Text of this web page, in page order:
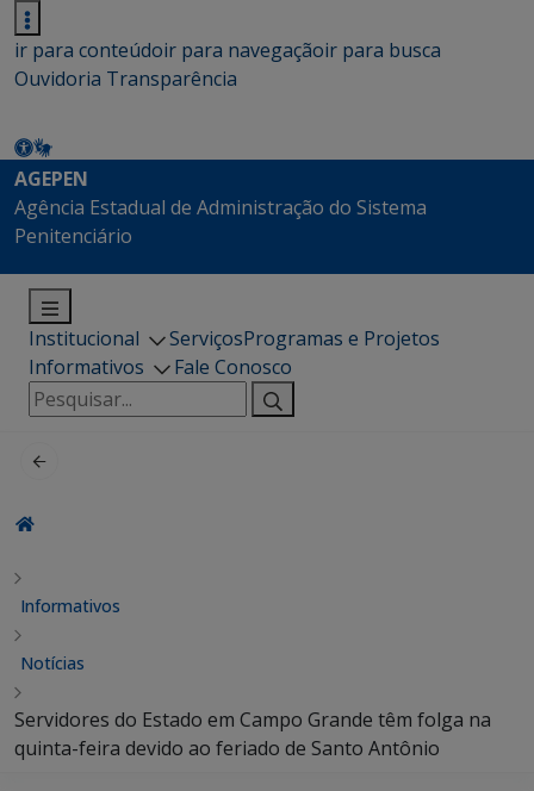
ir para conteúdoir para navegaçãoir para busca
Ouvidoria Transparência
AGEPEN
Agência Estadual de Administração do Sistema
Penitenciário
Institucional ServiçosProgramas e Projetos
Informativos
Fale Conosco
Pesquisar
por:
Informativos
Notícias
Servidores do Estado em Campo Grande têm folga na
quinta-feira devido ao feriado de Santo Antônio